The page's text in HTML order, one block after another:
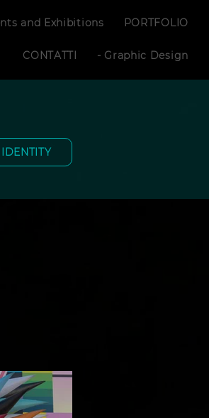
and Exhibitions PORTFOLIO
CONTATTI - Graphic Design